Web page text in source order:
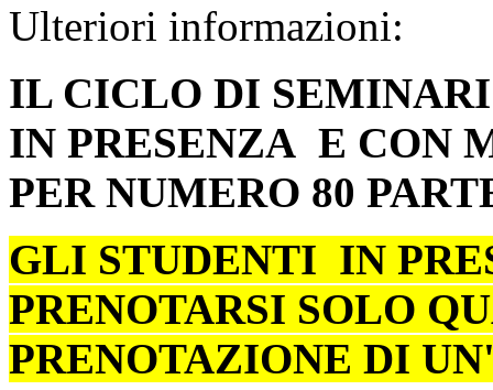
Ulteriori informazioni:
IL CICLO DI
IN PRESENZA E CON
PER NUMERO 80
GLI STUDENTI IN
PRENOTARSI SOLO
PRENOTAZIONE DI